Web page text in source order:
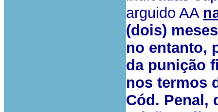
arguido AA
(dois)
no entanto,
da punição
nos termos
Cód. Penal,